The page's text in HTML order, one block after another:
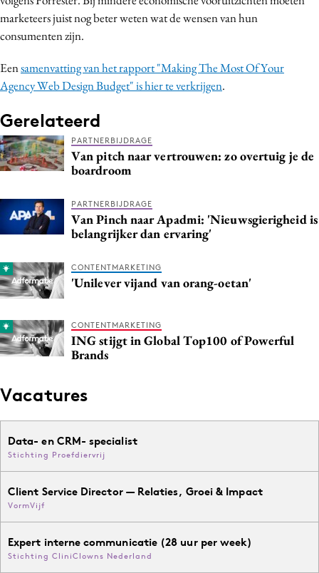
marketeers juist nog beter weten wat de wensen van hun
consumenten zijn.
Eensamenvatting van het rapport "Making The Most Of Your
Agency Web Design Budget" is hier te verkrijgen.
Gerelateerd
PARTNERBIJDRAGE
Van pitch naar vertrouwen: zo overtuig je de
boardroom
PARTNERBIJDRAGE
Van Pinch naar Apadmi: 'Nieuwsgierigheid is
belangrijker dan ervaring'
CONTENTMARKETING
'Unilever vijand van orang-oetan'
CONTENTMARKETING
ING stijgt in Global Top100 of Powerful
Brands
Vacatures
Data- en CRM- specialist
Stichting Proefdiervrij
Client Service Director — Relaties, Groei & Impact
VormVijf
Expert interne communicatie (28 uur per week)
Stichting CliniClowns Nederland